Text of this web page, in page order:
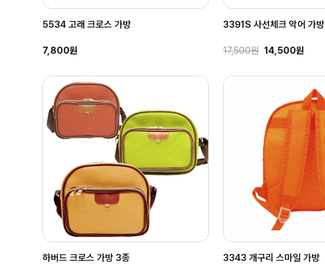
5534 고래 크로스 가방
7,800원
3391S 사선체크 악어 가방
17,500원 14,500원
하버드 크로스 가방 3종 3343 개구리 스마일 가방